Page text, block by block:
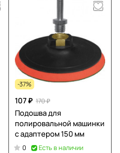
-37%
107 ₽ 170 ₽
Подошва для
полировальной машинки
с адаптером 150 мм
0 Есть в наличии